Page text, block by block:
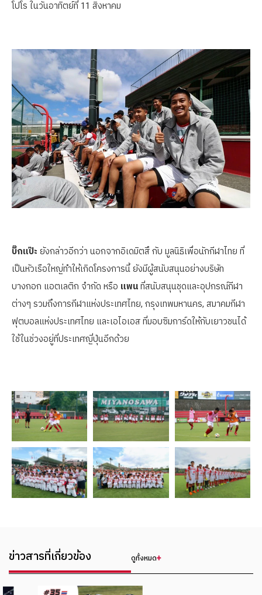
โปโร ในวันอาทิตย์ที่ 11 สิงหาคม
บิ๊กแป๊ะ ยังกล่าวอีกว่า นอกจากอิเดมิตสึ กับ มูลนิธิเพื่อนักกีฬาไทย ที่
เป็นหัวเรือใหญ่ทำให้เกิดโครงการนี้ ยังมีผู้สนับสนุนอย่างบริษัท
บางกอก แอตเลติก จำกัด หรือ แพน ที่สนับสนุนชุดและอุปกรณ์กีฬา
ต่างๆ รวมถึงการกีฬาแห่งประเทศไทย, กรุงเทพมหานคร, สมาคมกีฬา
ฟุตบอลแห่งประเทศไทย และเอไอเอส ที่มอบซิมการ์ดให้กับเยาวชนได้
ใช้ในช่วงอยู่ที่ประเทศญี่ปุ่นอีกด้วย
ข่าวสารที่เกี่ยวข้อง ดูทั้งหมด